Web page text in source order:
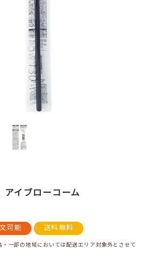
アイブローコーム
可能 送料無料
一部の地域においては配送エリア対象外とさせて